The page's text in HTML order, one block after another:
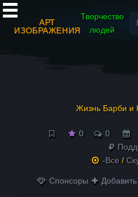
АРТ
ИЗОБРАЖЕНИЯ
Творчество
людей
Жизнь Барби и
0 0
-Все /
Спонсоры Добавить